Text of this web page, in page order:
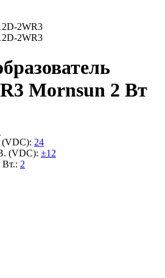
Mornsun 2 Вт
(VDC): 24
(VDC): ±12
2